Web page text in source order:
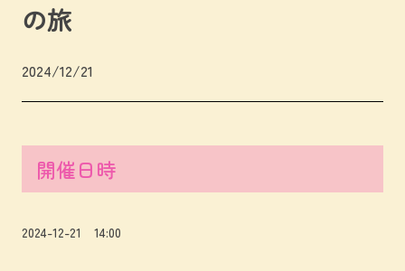
の旅
2024/12/21
開催日時
2024-12-21 14:00